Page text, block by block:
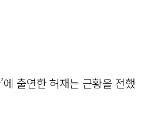
출연한 허재는 근황을 전했